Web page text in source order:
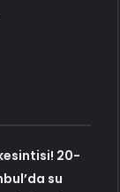
20-
su